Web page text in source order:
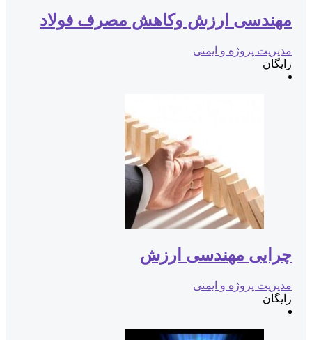
مهندسی ارزش وکاهش مصرف فولاد
مدیریت پروژه و ایمنی
رایگان
چرایی مهندسی ارزش
مدیریت پروژه و ایمنی
رایگان